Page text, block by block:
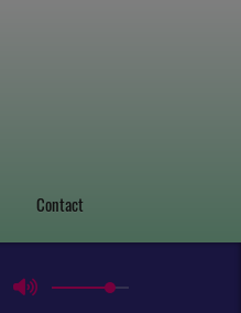
Contact